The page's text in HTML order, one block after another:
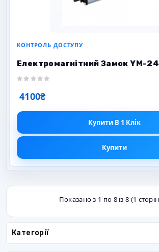
КОНТРОЛЬ ДОСТУПУ
Електромагнітний Замок YM-
4100₴
Купити В 1 Клік
Купити
Показано з 1 по 8 із 8 (1
Категорії